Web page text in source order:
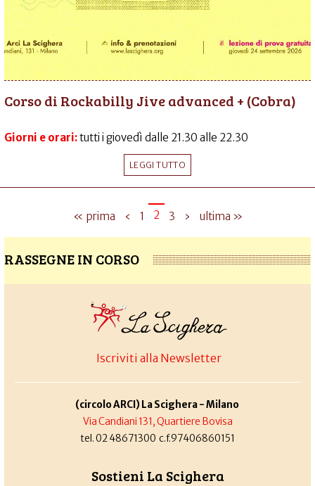
Corso di Rockabilly Jive advanced + (Cobra)
Giorni e orari:tutti i giovedì dalle 21.30 alle 22.30
LEGGI TUTTO
« prima ‹ 1 2 3 › ultima »
RASSEGNE IN CORSO
Iscriviti alla Newsletter
(circolo ARCI) La Scighera - Milano
Via Candiani 131, Quartiere Bovisa
tel. 02 48671300 c.f.97406860151
Sostieni La Scighera